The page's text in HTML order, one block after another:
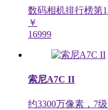
数码相机排行榜第1
￥
16999
索尼A7C II
约3300万像素，7